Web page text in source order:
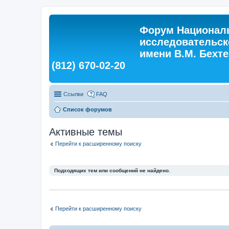
Форум
имени В.М.
(812) 670-02-20
Ссылки FAQ
Список форумов
Активные темы
Перейти к расширенному поиску
Подходящих тем или сообщений не найдено.
Перейти к расширенному поиску